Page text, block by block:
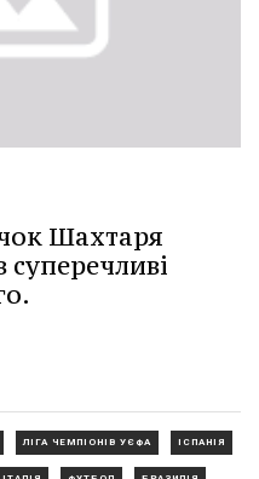
Шахтаря
ЛІГА ЧЕМПІОНІВ УЄФА ІСПАНІЯ